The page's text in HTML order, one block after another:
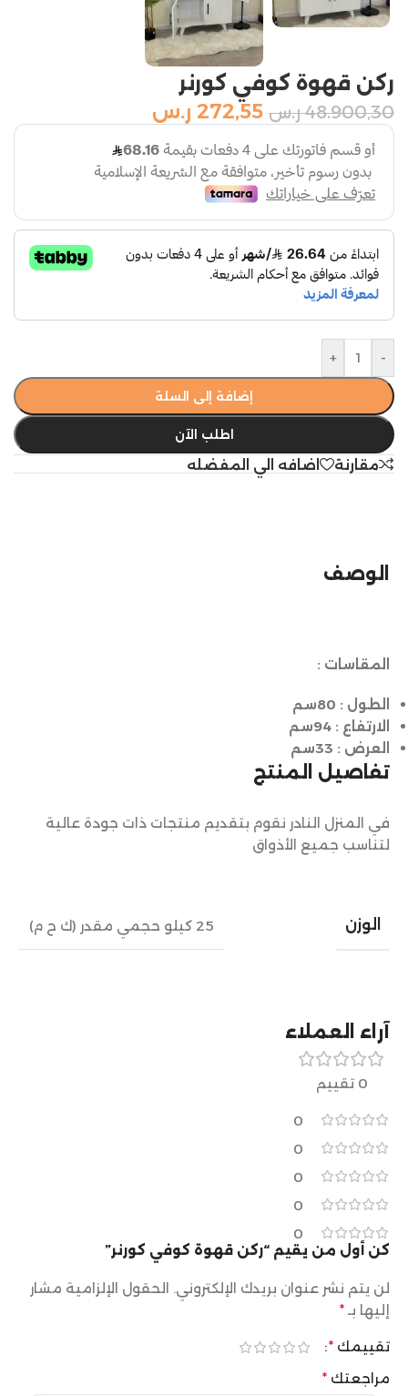
ركن قهوة كوفي كورنر
48.900,30 ر.س 272,55 ر.س
-
+
إضافة إلى السلة
اطلب الآن
مقارنة اضافه الي المفضله
تفاصيل المنتج
في المنزل النادر نقوم بتقديم منتجات ذات جودة عالية
لتناسب جميع الأذواق
الوزن 25 كيلو حجمي مقدر (ك ح م)
الوصف
المقاسات :
الطول : 80سم
الارتفاع : 94سم
العرض : 33سم
آراء العملاء
0 تقييم
0
0
0
0
0
كن أول من يقيم “ركن قهوة كوفي كورنر”
لن يتم نشر عنوان بريدك الإلكتروني. الحقول الإلزامية مشار
إليها بـ *
تقييمك *
مراجعتك *